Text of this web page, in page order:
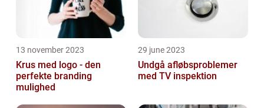
13 november 2023
Krus med logo - den
perfekte branding
mulighed
29 june 2023
Undgå afløbsproblemer
med TV inspektion